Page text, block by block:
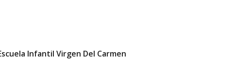
Infantil Virgen Del Carmen